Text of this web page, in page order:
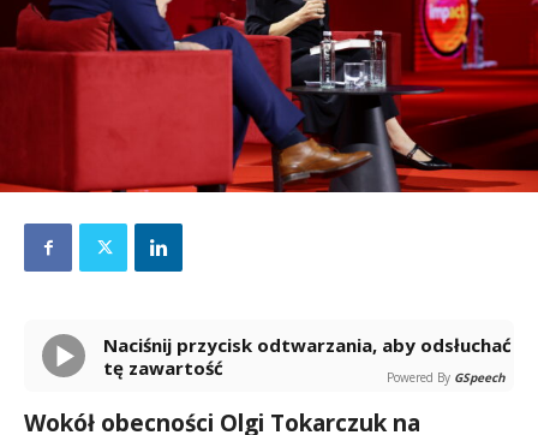
Naciśnij przycisk odtwarzania, aby odsłuchać
tę zawartość
Powered By GSpeech
Wokół obecności Olgi Tokarczuk na